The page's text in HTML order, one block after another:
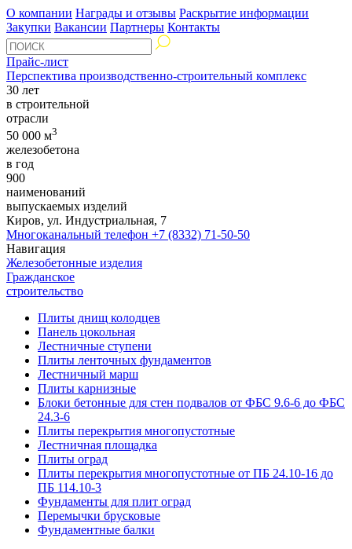
О компании Награды и отзывы Раскрытие информации
Закупки Вакансии Партнеры Контакты
Прайс-лист
Перспектива производственно-строительный комплекс
30 лет
в строительной
отрасли
50 000 м3
железобетона
в год
900
наименований
выпускаемых изделий
Киров, ул. Индустриальная, 7
Многоканальный телефон +7 (8332) 71-50-50
Навигация
Железобетонные изделия
Гражданское
строительство
Плиты днищ колодцев
Панель цокольная
Лестничные ступени
Плиты ленточных фундаментов
Лестничный марш
Плиты карнизные
Блоки бетонные для стен подвалов от ФБС 9.6-6 до ФБС
24.3-6
Плиты перекрытия многопустотные
Лестничная площадка
Плиты оград
Плиты перекрытия многопустотные от ПБ 24.10-16 до
ПБ 114.10-3
Фундаменты для плит оград
Перемычки брусковые
Фундаментные балки